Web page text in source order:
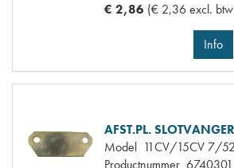
€ 2,86 (€ 2,36 excl.
Info
AFST.PL.
Model 11CV/15CV 7/
Productnummer 6740301